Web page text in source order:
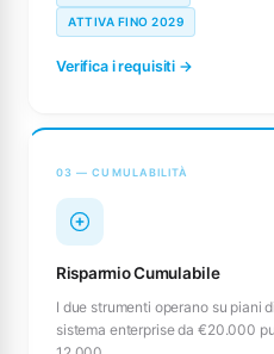
ATTIVA FINO 2029
Verifica i requisiti →
03 — CUMULABILITÀ
Risparmio Cumulabile
I due strumenti operano su piani
sistema enterprise da €20.000